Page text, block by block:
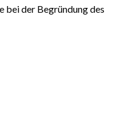
bei der Begründung des